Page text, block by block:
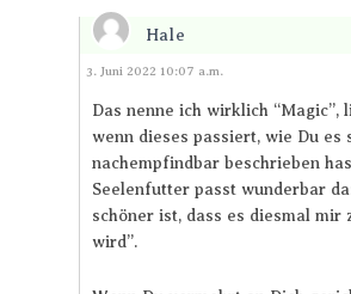
Hale
Antworten
3. Juni 2022 10:07 a.m.
Das nenne ich wirklich “Magic”,
wenn dieses passiert, wie Du es
nachempfindbar beschrieben
Seelenfutter passt wunderbar
schöner ist, dass es diesmal mir
wird”.